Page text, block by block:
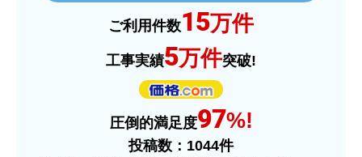
商品の梱包は必要十分なものでしたか？
またこのショップを利用したいですか？
ご利用件数15万件
工事実績5万件突破!
圧倒的満足度97%!
投稿数： 1044件